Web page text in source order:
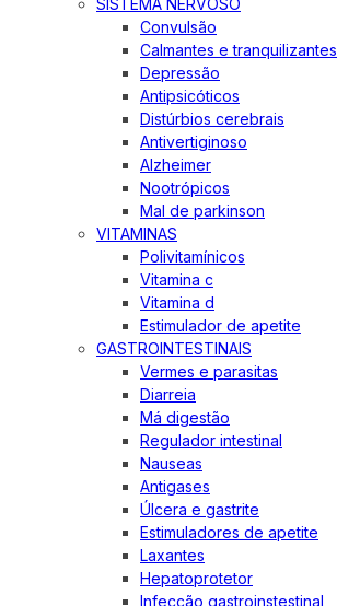
SISTEMA NERVOSO
Convulsão
Calmantes e tranquilizantes
Depressão
Antipsicóticos
Distúrbios cerebrais
Antivertiginoso
Alzheimer
Nootrópicos
Mal de parkinson
VITAMINAS
Polivitamínicos
Vitamina c
Vitamina d
Estimulador de apetite
GASTROINTESTINAIS
Vermes e parasitas
Diarreia
Má digestão
Regulador intestinal
Nauseas
Antigases
Úlcera e gastrite
Estimuladores de apetite
Laxantes
Hepatoprotetor
Infecção gastroinstestinal